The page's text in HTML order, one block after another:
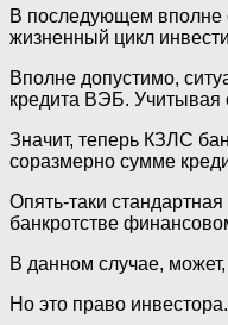
В последующем вполне
жизненный цикл
Вполне допустимо,
кредита ВЭБ. Учитывая
Значит, теперь КЗЛС
соразмерно сумме
Опять-таки
банкротстве
В данном случае, может,
Но это право